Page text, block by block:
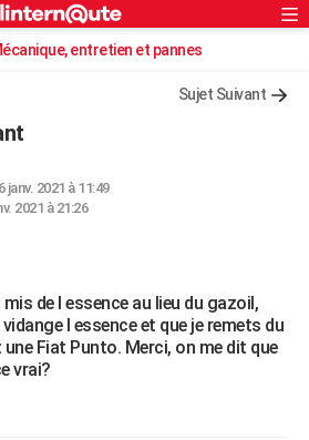
Rechercher
S'inscrire
Connexionentretien et pannes
Sujet Suivant
janv. 2021 à 11:49
2021 à 21:26
de l essence au lieu du gazoil,
l essence et que je remets du
Fiat Punto. Merci, on me dit que
vrai?